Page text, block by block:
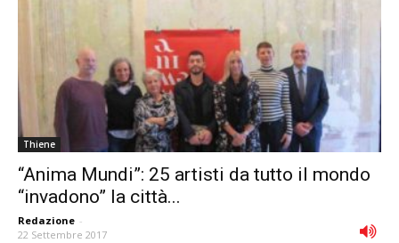
Thiene
“Anima Mundi”: 25 artisti da tutto il mondo
“invadono” la città...
Redazione -
22 Settembre 2017